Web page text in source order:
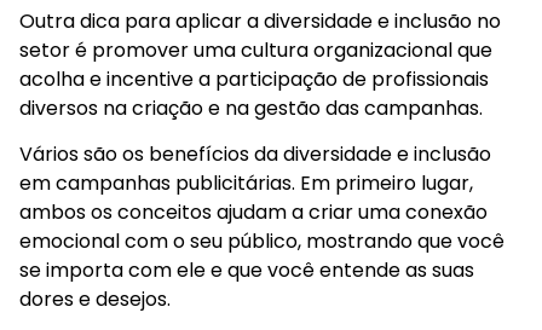
Outra dica para aplicar a diversidade e inclusão no
setor é promover uma cultura organizacional que
acolha e incentive a participação de profissionais
diversos na criação e na gestão das campanhas.
Vários são os benefícios da diversidade e inclusão
em campanhas publicitárias. Em primeiro lugar,
ambos os conceitos ajudam a criar uma conexão
emocional com o seu público, mostrando que você
se importa com ele e que você entende as suas
dores e desejos.